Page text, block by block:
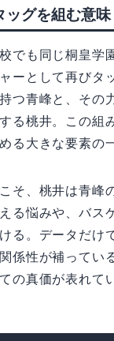
ッグを組む意味
でも同じ桐皇学
ーとして再びタ
つ青峰と、その
る桃井。この組
る大きな要素の
そ、桃井は青峰
る悩みや、バス
る。データだけ
係性が補って
の真価が表れて